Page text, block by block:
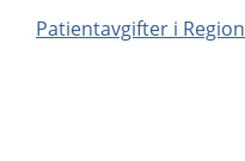
Patientavgifter i